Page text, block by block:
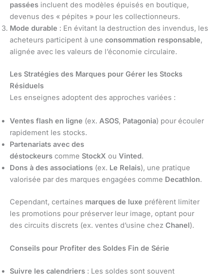
passées incluent des modèles épuisés en boutique,
devenus des « pépites » pour les collectionneurs.
Mode durable : En évitant la destruction des invendus, les
acheteurs participent à une consommation responsable,
alignée avec les valeurs de l’économie circulaire.
Les Stratégies des Marques pour Gérer les Stocks
Résiduels
Les enseignes adoptent des approches variées :
Ventes flash en ligne (ex. ASOS, Patagonia) pour écouler
rapidement les stocks.
Partenariats avec des
déstockeurs comme StockX ou Vinted.
Dons à des associations (ex. Le Relais), une pratique
valorisée par des marques engagées comme Decathlon.
Cependant, certaines marques de luxe préfèrent limiter
les promotions pour préserver leur image, optant pour
des circuits discrets (ex. ventes d’usine chez Chanel).
Conseils pour Profiter des Soldes Fin de Série
Suivre les calendriers : Les soldes sont souvent